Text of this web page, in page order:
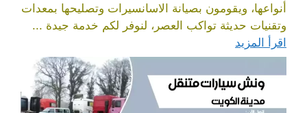
أنواعها، ويقومون بصيانة الاسانسيرات وتصليحها بمعدات
وتقنيات حديثة تواكب العصر، لنوفر لكم خدمة جيدة ...
اقرأ المزيد